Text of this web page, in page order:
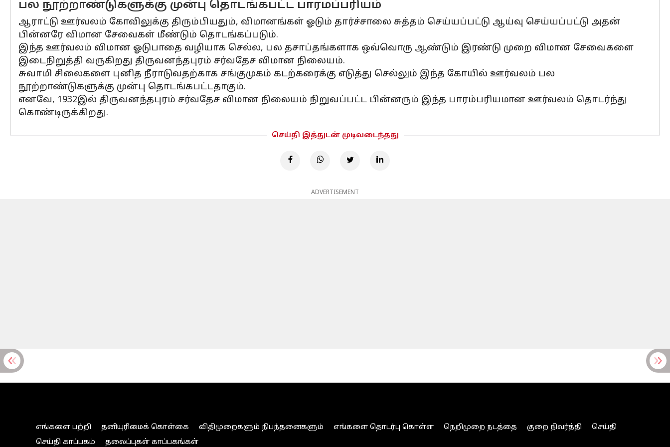
பல நூற்றாண்டுகளுக்கு முன்பு தொடங்கபட்ட பாரமப்பரியம்
ஆராட்டு ஊர்வலம் கோவிலுக்கு திரும்பியதும், விமானங்கள் ஓடும் தார்ச்சாலை சுத்தம் செய்யப்பட்டு ஆய்வு செய்யப்பட்டு அதன்
பின்னரே விமான சேவைகள் மீண்டும் தொடங்கப்படும்.
இந்த ஊர்வலம் விமான ஓடுபாதை வழியாக செல்ல, பல தசாப்தங்களாக ஒவ்வொரு ஆண்டும் இரண்டு முறை விமான சேவைகளை
இடைநிறுத்தி வருகிறது திருவனந்தபுரம் சர்வதேச விமான நிலையம்.
சுவாமி சிலைகளை புனித நீராடுவதற்காக சங்குமுகம் கடற்கரைக்கு எடுத்து செல்லும் இந்த கோயில் ஊர்வலம் பல
நூற்றாண்டுகளுக்கு முன்பு தொடங்கபட்டதாகும்.
எனவே, 1932இல் திருவனந்தபுரம் சர்வதேச விமான நிலையம் நிறுவப்பட்ட பின்னரும் இந்த பாரம்பரியமான ஊர்வலம் தொடர்ந்து
கொண்டிருக்கிறது.
செய்தி இத்துடன் முடிவடைந்தது
ADVERTISEMENT
எங்களை பற்றி தனியுரிமைக் கொள்கை விதிமுறைகளும் நிபந்தனைகளும் எங்களை தொடர்பு கொள்ள நெறிமுறை நடத்தை குறை நிவர்த்தி
செய்தி
செய்தி காப்பகம்
தலைப்புகள் காப்பகங்கள்